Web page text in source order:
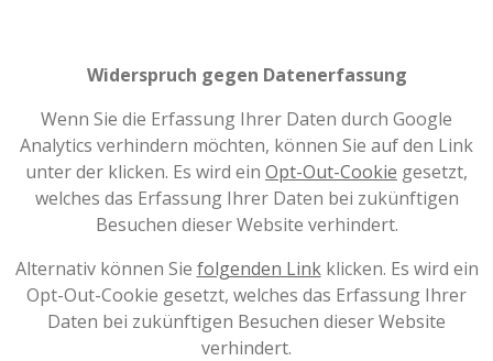
Widerspruch gegen Datenerfassung
Wenn Sie die Erfassung Ihrer Daten durch Google
Analytics verhindern möchten, können Sie auf den Link
unter der klicken. Es wird ein Opt-Out-Cookie gesetzt,
welches das Erfassung Ihrer Daten bei zukünftigen
Besuchen dieser Website verhindert.
Alternativ können Sie folgenden Linkklicken. Es wird ein
Opt-Out-Cookie gesetzt, welches das Erfassung Ihrer
Daten bei zukünftigen Besuchen dieser Website
verhindert.